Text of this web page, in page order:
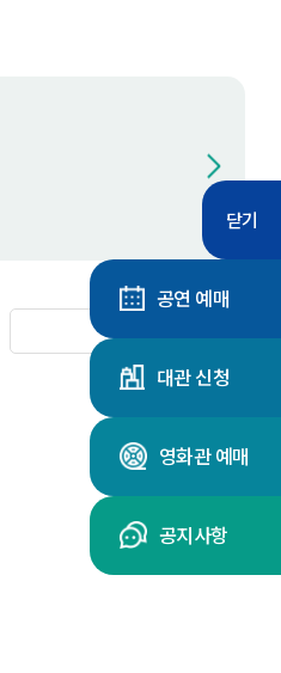
닫기
공연 예매
대관 신청
영화관 예매
공지사항